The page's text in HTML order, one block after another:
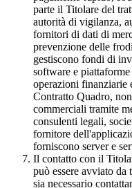
parte il Titolare del
autorità di vigilanza,
fornitori di dati di
prevenzione delle
gestiscono fondi di
software e
operazioni finanziarie
Contratto Quadro,
commerciali tramite
consulenti legali,
fornitore
forniscono server e
Il contatto con il
può essere avviato da
sia necessario